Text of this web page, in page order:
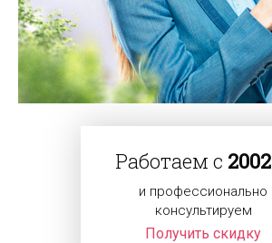
Работаем с 2002
и профессионально
консультируем
Получить скидку